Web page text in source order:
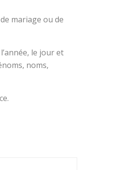
mariage ou de
le jour et
noms,